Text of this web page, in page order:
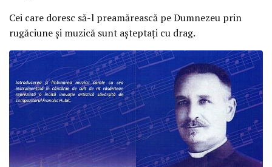
Cei care doresc să-l preamărească pe Dumnezeu prin
rugăciune şi muzică sunt aşteptaţi cu drag.